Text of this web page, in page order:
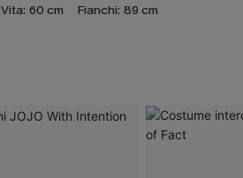
Vita: 60 cm Fianchi: 89 cm